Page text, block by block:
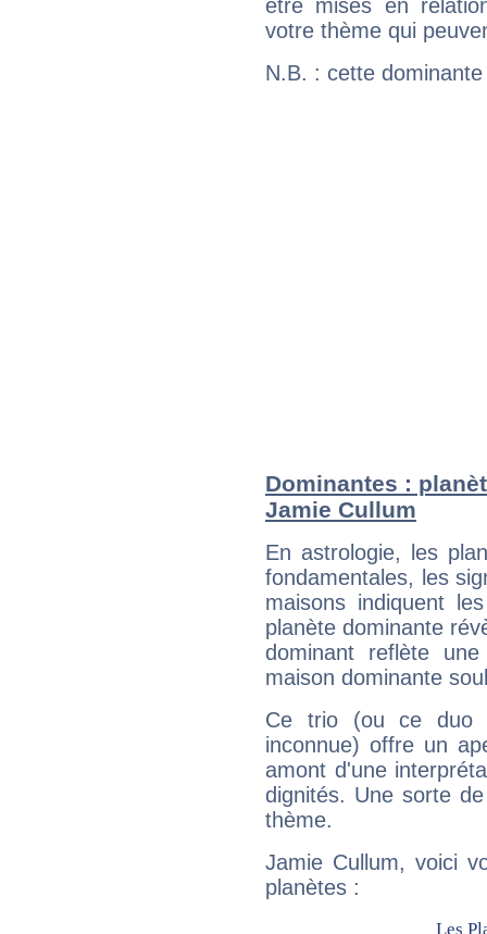
être mises en
votre thème qui
N.B. : cette
Dominantes :
Jamie Cullum
En astrologie, les
fondamentales, les
maisons indiquent
planète dominante
dominant reflète
maison dominante
Ce trio (ou ce duo
inconnue) offre un
amont d'une
dignités. Une sorte
thème.
Jamie Cullum, voici
planètes :